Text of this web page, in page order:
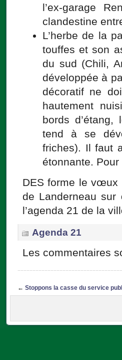
l’ex-garage
clandestine
L’herbe de la
touffes et son
du sud (Chili,
développée à
décoratif ne
hautement
bords
tend à se
friches). Il faut
étonnante.
DES forme le vœux
de Landerneau
l’agenda 21 de la
Agenda 21
Les commentaires
← Stoppons la casse du service